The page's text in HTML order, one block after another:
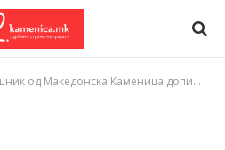
Македонска Каменица допирал 70-годишна баба по телото